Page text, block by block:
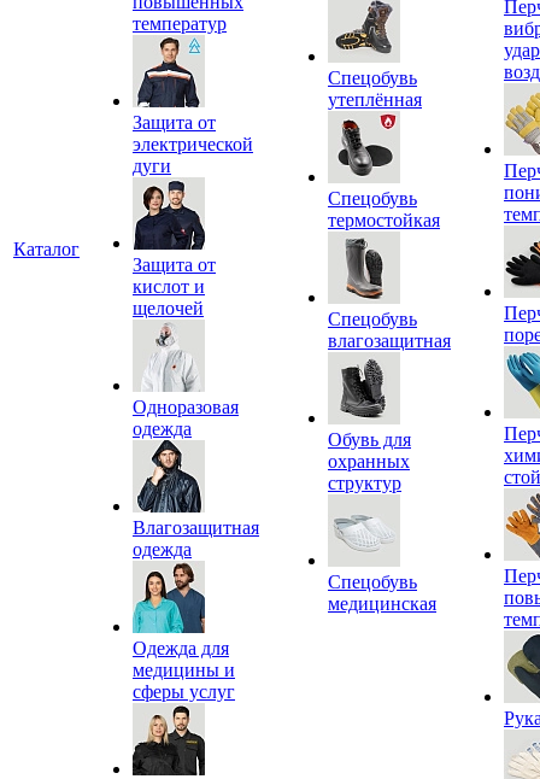
Каталог
температур
Защита от
электрической
дуги
Защита от
кислот и
щелочей
Одноразовая
одежда
Влагозащитная
одежда
Одежда для
медицины и
сферы услуг
Спецобувь
утеплённая
Спецобувь
термостойкая
Спецобувь
влагозащитная
Обувь для
охранных
структур
Спецобувь
медицинская